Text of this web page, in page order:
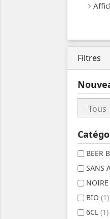
Filtres
BEER
SANS
NOIRE
BIO (1)
6CL (1)